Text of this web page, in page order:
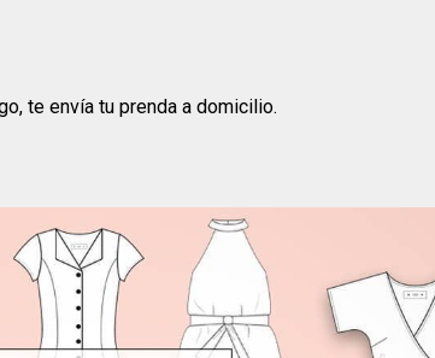
te envía tu prenda a domicilio.